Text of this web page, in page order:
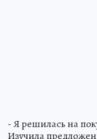
- Я решилась на
Изучила